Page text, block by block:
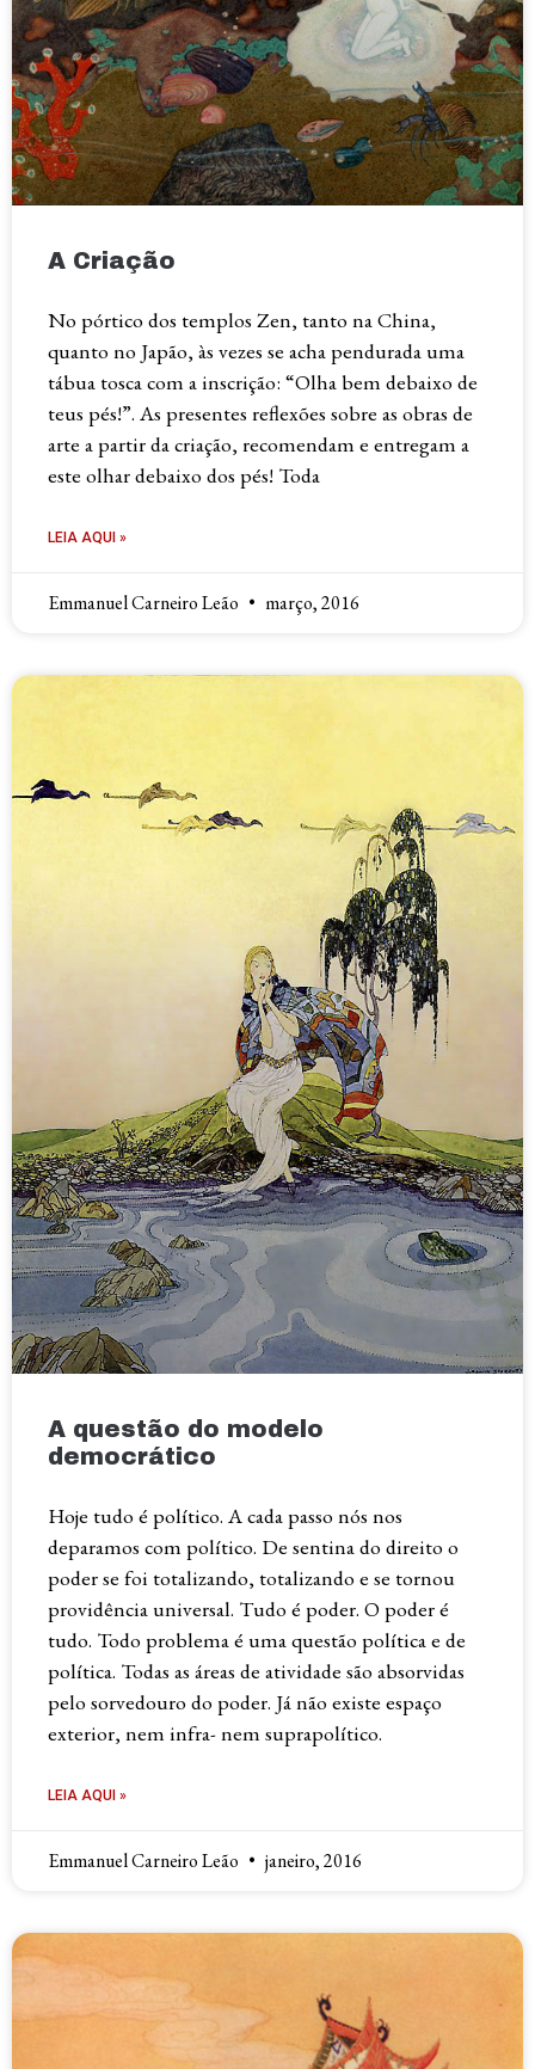
A Criação
No pórtico dos templos Zen, tanto na China,
quanto no Japão, às vezes se acha pendurada uma
tábua tosca com a inscrição: “Olha bem debaixo de
teus pés!”. As presentes reflexões sobre as obras de
arte a partir da criação, recomendam e entregam a
este olhar debaixo dos pés! Toda
LEIA AQUI »
Emmanuel Carneiro Leão março, 2016
A questão do modelo
democrático
Hoje tudo é político. A cada passo nós nos
deparamos com político. De sentina do direito o
poder se foi totalizando, totalizando e se tornou
providência universal. Tudo é poder. O poder é
tudo. Todo problema é uma questão política e de
política. Todas as áreas de atividade são absorvidas
pelo sorvedouro do poder. Já não existe espaço
exterior, nem infra- nem suprapolítico.
LEIA AQUI »
Emmanuel Carneiro Leão janeiro, 2016